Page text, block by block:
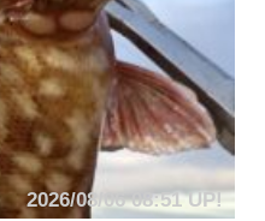
2026/08/06 08:51 UP!